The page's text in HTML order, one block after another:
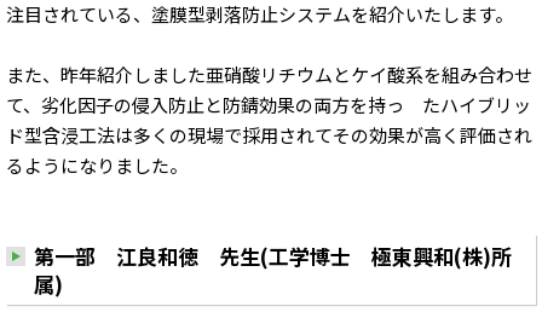
注目されている、塗膜型剥落防止システムを紹介いたします。
また、昨年紹介しました亜硝酸リチウムとケイ酸系を組み合わせ
て、劣化因子の侵入防止と防錆効果の両方を持っ たハイブリッ
ド型含浸工法は多くの現場で採用されてその効果が高く評価され
るようになりました。
第一部 江良和徳 先生(工学博士 極東興和(株)所
属)